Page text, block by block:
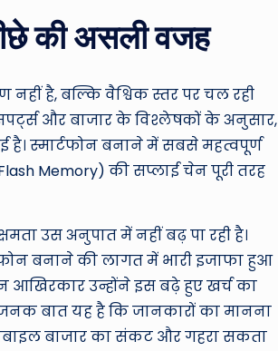
W
rl
d
की असली वजह
है, बल्कि वैश्विक स्तर पर चल रही
और बाजार के विश्लेषकों के अनुसार,
है। स्मार्टफोन बनाने में सबसे महत्वपूर्ण
Memory) की सप्लाई चेन पूरी तरह
उस अनुपात में नहीं बढ़ पा रही है।
बनाने की लागत में भारी इजाफा हुआ
उन्होंने इस बढ़े हुए खर्च का
बात यह है कि जानकारों का मानना
बाजार का संकट और गहरा सकता